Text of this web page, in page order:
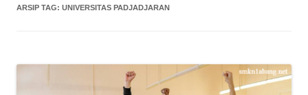
ARSIP TAG: UNIVERSITAS PADJADJARAN